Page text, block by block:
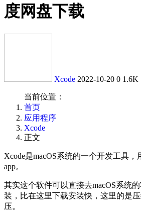
度网盘下载
Xcode 2022-10-20 0 1.6K
当前位置：
首页
应用程序
Xcode
正文
Xcode是macOS系统的一个开发工具，
app。
其实这个软件可以直接去macOS系统
装，比在这里下载安装快，这里的是
压。